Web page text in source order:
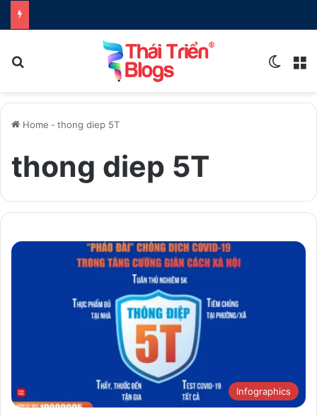
Home - thong diep 5T
thong diep 5T
Infographics